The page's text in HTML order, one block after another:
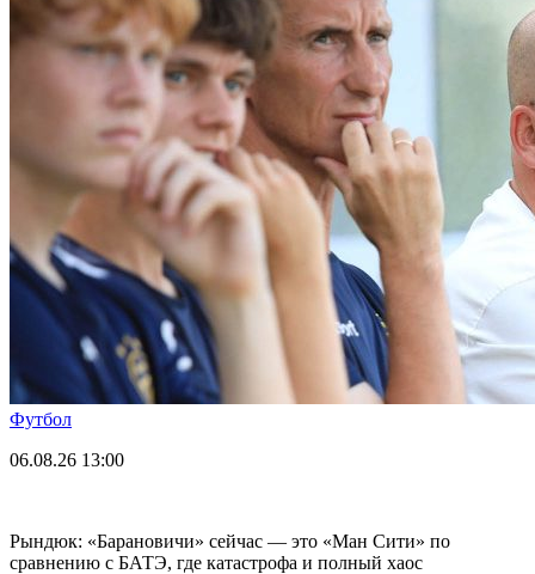
Футбол
06.08.26 13:00
Рындюк: «Барановичи» сейчас — это «Ман Сити» по
сравнению с БАТЭ, где катастрофа и полный хаос